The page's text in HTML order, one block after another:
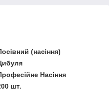
(насіння)
Насіння
шт.